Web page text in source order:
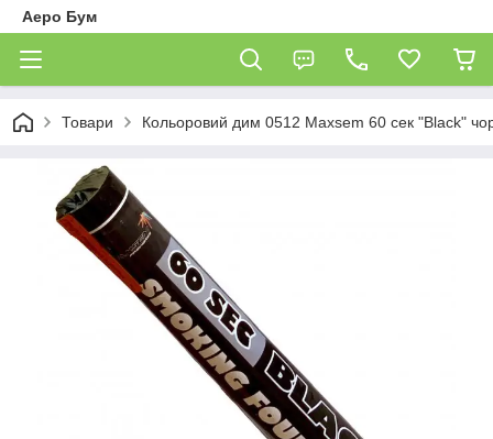
Аеро Бум
Товари Кольоровий дим 0512 Maxsem 60 сек "Black"